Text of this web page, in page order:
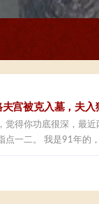
宫被克入墓，夫入
觉得你功底很深，最
点一二。 我是91年的